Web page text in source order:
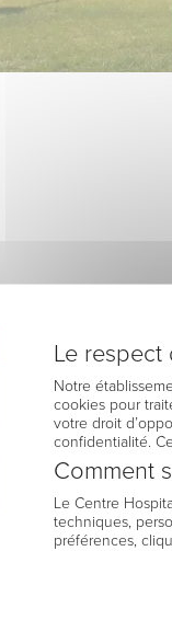
Le
Notre
cookies pour
votre droit
confidentialité.
Comment
Le Centre
techniques,
préférences,